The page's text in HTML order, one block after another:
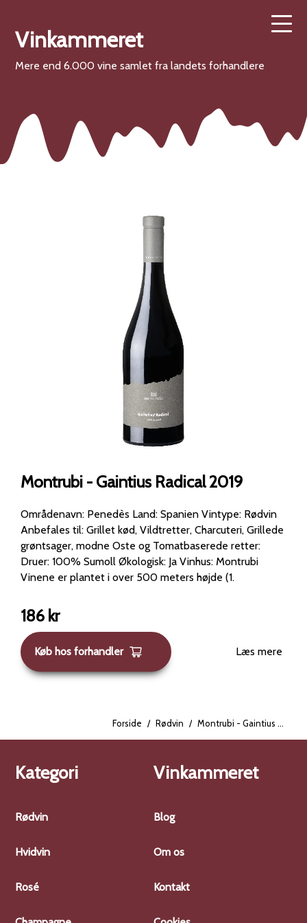
Vinkammeret
Mere end 6.000 vine samlet fra landets forhandlere
Montrubi - Gaintius Radical 2019
Områdenavn: Penedès Land: Spanien Vintype: Rødvin
Anbefales til: Grillet kød, Vildtretter, Charcuteri, Grillede
grøntsager, modne Oste og Tomatbaserede retter:
Druer: 100% Sumoll Økologisk: Ja Vinhus: Montrubi
Vinene er plantet i over 500 meters højde (1.
186 kr
Køb hos forhandler Læs mere
Forside / Rødvin / Montrubi - Gaintius Radical 2019
Kategori
Rødvin
Hvidvin
Rosé
Vinkammeret
Blog
Om os
Kontakt